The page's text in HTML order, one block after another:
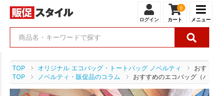
ログイン
0
カート メニュー
TOP オリジナル エコバッグ・トートバッグ ノベルティ
おすす
TOP
ノベルティ・販促品のコラム おすすめのエコバッグ（バ